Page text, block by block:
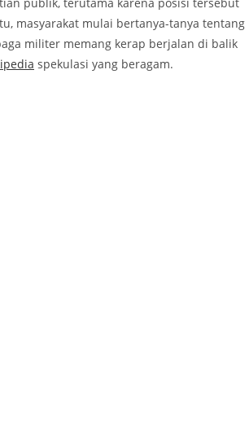
masyarakat mulai bertanya-tanya tentang
militer memang kerap berjalan di balik
spekulasi yang beragam.